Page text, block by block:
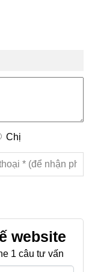
Chị
website
1 câu tư vấn